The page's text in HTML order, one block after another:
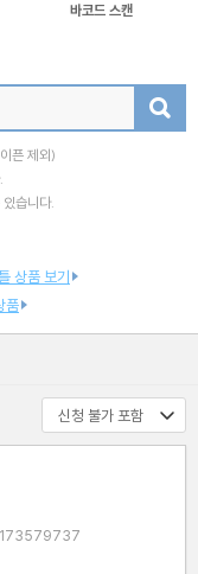
바코드 스캔
픈 제외)
습니다.
상품 보기
품
: 9791173579738 / 1173579737